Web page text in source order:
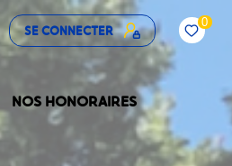
SE CONNECTER
0
NOS HONORAIRES